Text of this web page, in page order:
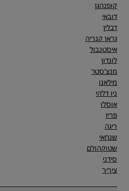
קופנהגן
דובאי
דבלין
גראן קנריה
איסטנבול
לונדון
מנצ'סטר
מילאנו
ניו דלהי
אוסלו
פריז
ריגה
שנחאי
שטוקהולם
סידני
ציריך